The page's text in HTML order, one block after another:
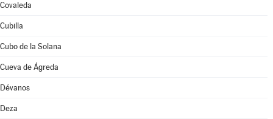
Covaleda
Cubilla
Cubo de la Solana
Cueva de Ágreda
Dévanos
Deza